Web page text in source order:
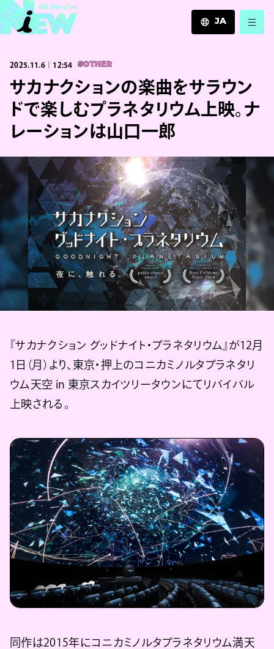
JA
ZH
2025.11.6｜12:54 #OTHER
サカナクションの楽曲をサラウン
ドで楽しむプラネタリウム上映。ナ
レーションは山口一郎
『サカナクション グッドナイト・プラネタリウム』が12月
1日（月）より、東京・押上のコニカミノルタプラネタリ
ウム天空 in 東京スカイツリータウンにてリバイバル
上映される。
同作は2015年にコニカミノルタプラネタリウム満天